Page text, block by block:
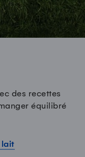
des recettes
équilibré
lait